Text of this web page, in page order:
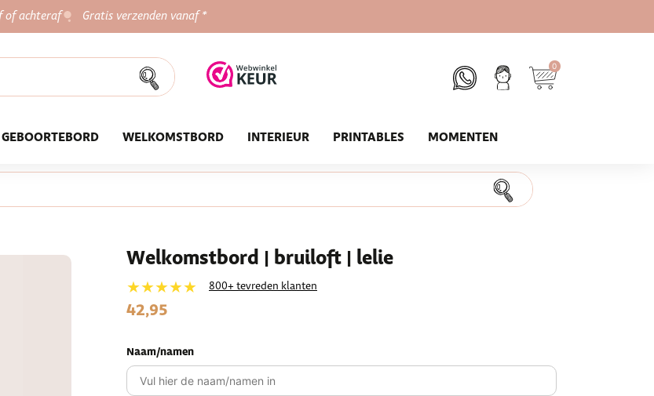
of achteraf Gratis verzenden vanaf *
0
GEBOORTEBORD WELKOMSTBORD INTERIEUR PRINTABLES MOMENTEN
Welkomstbord | bruiloft | lelie
★★★★★ 800+ tevreden klanten
42,95
Naam/namen